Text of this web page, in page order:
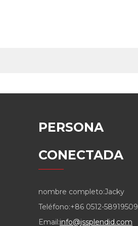
PERSONA
CONECTADA
nombre completo:Jacky
Teléfono:+86 0512-58919509
Email:info@jssplendid.com